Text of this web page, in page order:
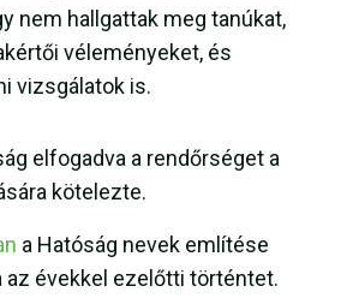
nem hallgattak meg tanúkat,
véleményeket, és
vizsgálatok is.
elfogadva a rendőrséget a
kötelezte.
a Hatóság nevek említése
az évekkel ezelőtti történtet.